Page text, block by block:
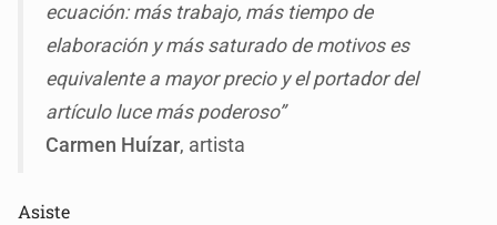
ecuación: más trabajo, más tiempo de
elaboración y más saturado de motivos es
equivalente a mayor precio y el portador del
artículo luce más poderoso”
Carmen Huízar, artista
Asiste